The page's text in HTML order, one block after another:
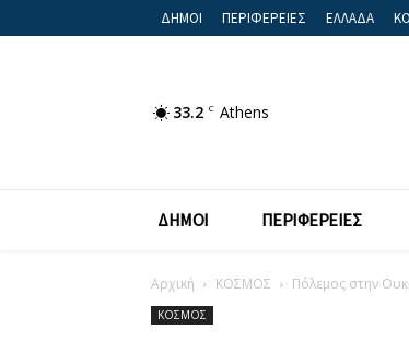
ΔΗΜΟΙ ΠΕΡΙΦΕΡΕΙΕΣ ΕΛΛΑΔΑ
33.2 C Athens
ΔΗΜΟΙ ΠΕΡΙΦΕΡΕΙΕΣ
Αρχική ΚΟΣΜΟΣ Πόλεμος στην
ΚΟΣΜΟΣ